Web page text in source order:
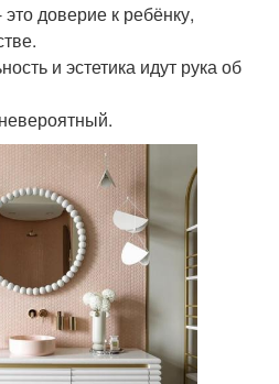
доверие к ребёнку,
и эстетика идут рука об